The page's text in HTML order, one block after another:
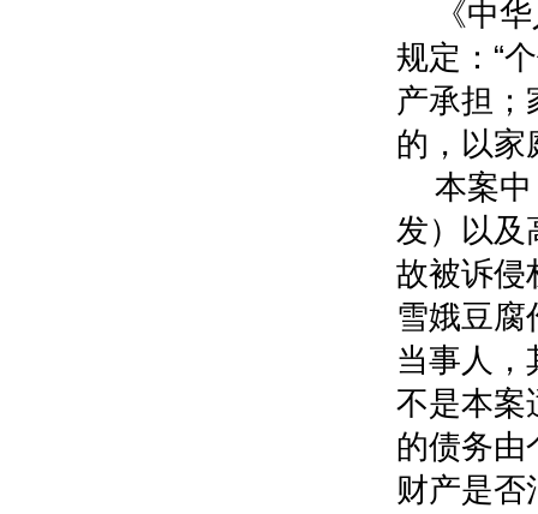
《中
规定：“
产承担；
的，以家
本案
发）以及
故被诉侵
雪娥豆腐
当事人，
不是本案
的债务由
财产是否